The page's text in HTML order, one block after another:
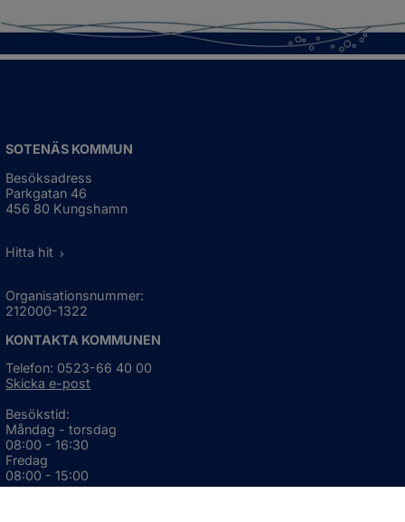
SOTENÄS KOMMUN
Besöksadress
Parkgatan 46
456 80 Kungshamn
Hitta hit
Organisationsnummer:
212000-1322
KONTAKTA KOMMUNEN
Telefon: 0523-66 40 00
Skicka e-post
Besökstid:
Måndag - torsdag
08:00 - 16:30
Fredag
08:00 - 15:00